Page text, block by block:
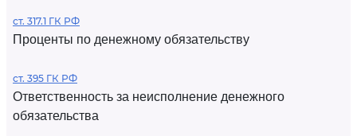
ст. 317.1 ГК РФ
Проценты по денежному обязательству
ст. 395 ГК РФ
Ответственность за неисполнение денежного
обязательства